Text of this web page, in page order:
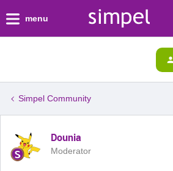
menu
Simpel Community
Dounia
Moderator